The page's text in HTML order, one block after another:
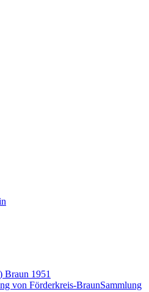
Braun 1951
von Förderkreis-BraunSammlung